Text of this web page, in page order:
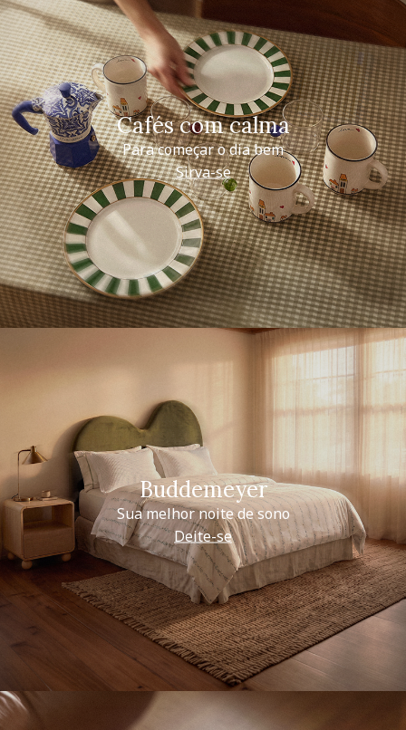
Cafés com calma
Para começar o dia bem
Sirva-se
Buddemeyer
Sua melhor noite de sono
Deite-se